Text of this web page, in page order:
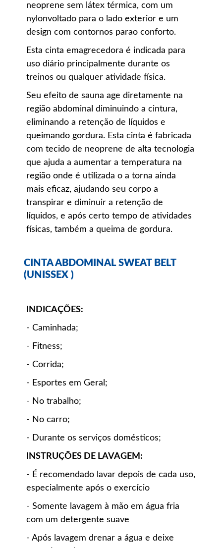
neoprene sem látex térmica, com um
nylonvoltado para o lado exterior e um
design com contornos parao conforto.
Esta cinta emagrecedora é indicada para
uso diário principalmente durante os
treinos ou qualquer atividade física.
Seu efeito de sauna age diretamente na
região abdominal diminuindo a cintura,
eliminando a retenção de líquidos e
queimando gordura. Esta cinta é fabricada
com tecido de neoprene de alta tecnologia
que ajuda a aumentar a temperatura na
região onde é utilizada o a torna ainda
mais eficaz, ajudando seu corpo a
transpirar e diminuir a retenção de
líquidos, e após certo tempo de atividades
físicas, também a queima de gordura.
CINTA ABDOMINAL SWEAT BELT
(UNISSEX )
INDICAÇÕES:
- Caminhada;
- Fitness;
- Corrida;
- Esportes em Geral;
- No trabalho;
- No carro;
- Durante os serviços domésticos;
INSTRUÇÕES DE LAVAGEM:
- É recomendado lavar depois de cada uso,
especialmente após o exercício
- Somente lavagem à mão em água fria
com um detergente suave
- Após lavagem drenar a água e deixe